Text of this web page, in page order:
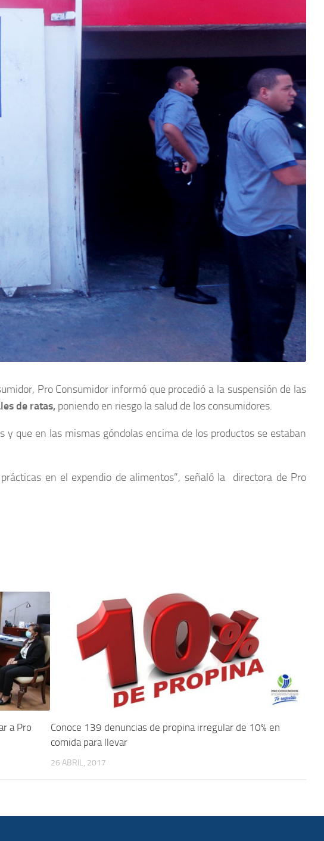
Pro Consumidor informó que procedió a la suspensión de las
de ratas, poniendo en riesgo la salud de los consumidores.
que en las mismas góndolas encima de los productos se estaban
en el expendio de alimentos”, señaló la directora de Pro
a Pro
Conoce 139 denuncias de propina irregular de 10% en
comida para llevar
26 ABRIL, 2017